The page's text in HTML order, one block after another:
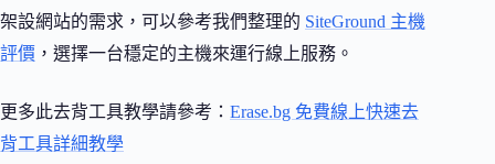
架設網站的需求，可以參考我們整理的 SiteGround 主機
評價 ，選擇一台穩定的主機來運行線上服務。
更多此去背工具教學請參考： Erase.bg 免費線上快速去
背工具詳細教學